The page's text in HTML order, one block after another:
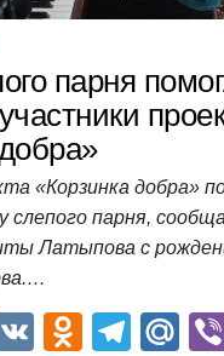
парня
«Корзинка добра»
слепого парня,
Латыпова с
T
V
O
T
M